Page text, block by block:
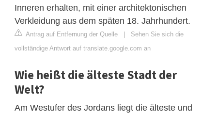
Inneren erhalten, mit einer architektonischen
Verkleidung aus dem späten 18. Jahrhundert.
Antrag auf Entfernung der Quelle | Sehen Sie sich die
vollständige Antwort auf translate.google.com an
Wie heißt die älteste Stadt der
Welt?
Am Westufer des Jordans liegt die älteste und